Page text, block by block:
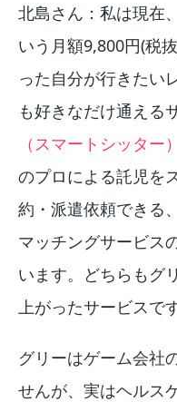
北島さん：私は現在
いう月額9,800円(税
った自分が行きたい
も好きなだけ通える
（スマートシッター）
のプロによる託児を
約・派遣依頼できる
マッチングサービス
います。どちらもグ
上がったサービスです
グリーはゲーム会社
せんが、実はヘルス